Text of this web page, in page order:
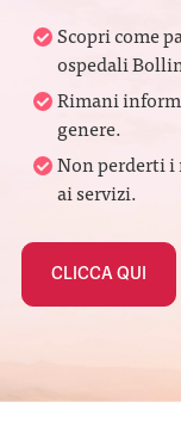
Scopri come
ospedali
Rimani
genere.
Non perderti
ai servizi.
CLICCA QUI